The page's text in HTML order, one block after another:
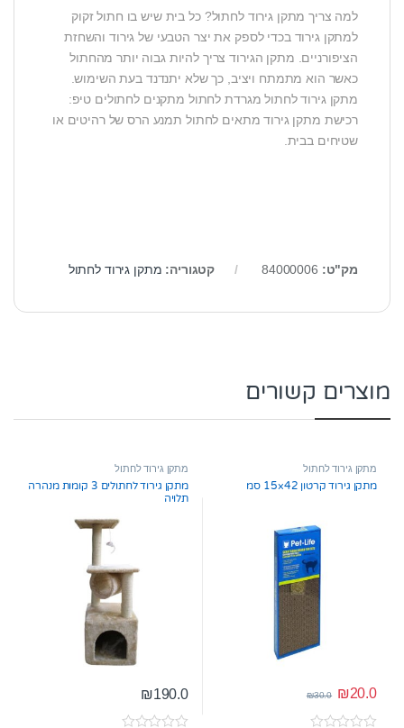
למה צריך מתקן גירוד לחתול? כל בית שיש בו חתול זקוק
למתקן גירוד בכדי לספק את יצר הטבעי של גירוד והשחזת
הציפורניים. מתקן הגירוד צריך להיות גבוה יותר מהחתול
כאשר הוא מתמתח ויציב, כך שלא יתנדנד בעת השימוש.
מתקן גירוד לחתול מגרדת לחתול מתקנים לחתולים טיפ:
רכישת מתקן גירוד מתאים לחתול תמנע הרס של רהיטים או
שטיחים בבית.
מק"ט: 84000006 קטגוריה: מתקן גירוד לחתול
מוצרים קשורים
מתקן גירוד לחתול
מתקן גירוד קרטון 42×15 סמ
₪20.0
₪30.0
מתקן גירוד לחתול
מתקן גירוד לחתולים 3 קומות מנהרה
תלויה
₪190.0